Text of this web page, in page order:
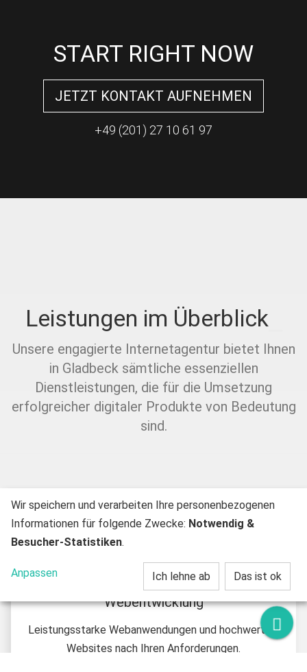
START RIGHT NOW
JETZT KONTAKT AUFNEHMEN
+49 (201) 27 10 61 97
Leistungen im Überblick
Unsere engagierte Internetagentur bietet Ihnen
in Gladbeck sämtliche essenziellen
Dienstleistungen, die für die Umsetzung
erfolgreicher digitaler Produkte von Bedeutung
sind.
Webentwicklung
Leistungsstarke Webanwendungen und hochwertige
Websites nach Ihren Anforderungen.
Wir speichern und verarbeiten Ihre personenbezogenen
Informationen für folgende Zwecke: Notwendig &
Besucher-Statistiken.
Anpassen Ich lehne ab Das ist ok